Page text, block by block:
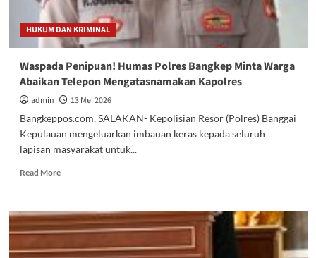
HUKUM DAN KRIMINAL
Waspada Penipuan! Humas Polres Bangkep Minta Warga
Abaikan Telepon Mengatasnamakan Kapolres
admin
13 Mei 2026
Bangkeppos.com, SALAKAN- Kepolisian Resor (Polres) Banggai
Kepulauan mengeluarkan imbauan keras kepada seluruh
lapisan masyarakat untuk...
Read MoreRead
Waspada
Penipuan!
Humas
Polres